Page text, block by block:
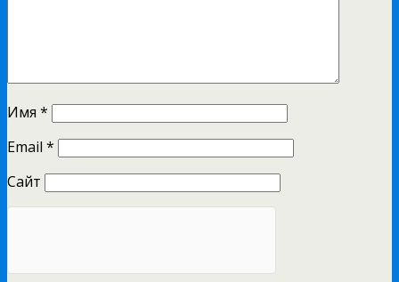
Имя *
Email *
Сайт